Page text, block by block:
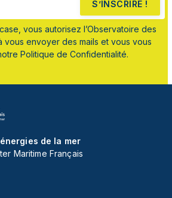
S’INSCRIRE !
vous autorisez l’Observatoire des
vous envoyer des mails et vous vous
Politique de Confidentialité.
de la mer
Maritime Français